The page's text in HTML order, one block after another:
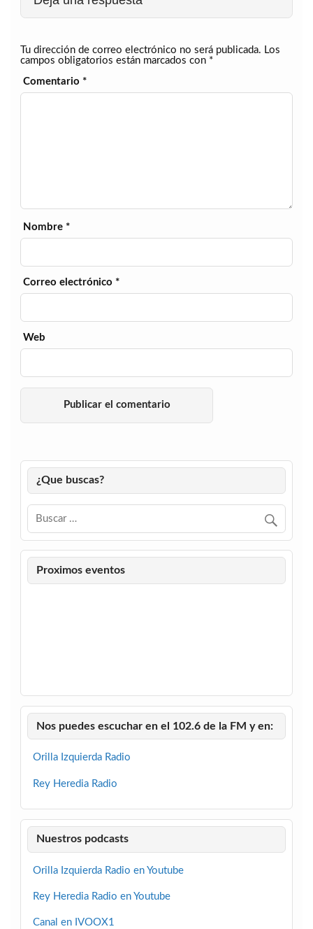
Tu dirección de correo electrónico no será publicada. Los
campos obligatorios están marcados con *
Comentario *
Nombre *
Correo electrónico *
Web
¿Que buscas?
Proximos eventos
Nos puedes escuchar en el 102.6 de la FM y en:
Orilla Izquierda Radio
Rey Heredia Radio
Nuestros podcasts
Orilla Izquierda Radio en Youtube
Rey Heredia Radio en Youtube
Canal en IVOOX1